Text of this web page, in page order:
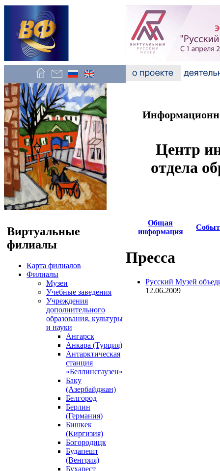
Виртуальные
филиалы
Карта филиалов
Филиалы
Музеи
Учебные заведения
Учреждения
дополнительного
образования, культуры
и науки
Ангарск
Анкара (Турция)
Антарктическая
станция
«Беллинсгаузен»
Баку
(Азербайджан)
Белгород
Берлин
(Германия)
Бишкек
(Киргизия)
Богородицк
Будапешт
(Венгрия)
Бухарест
Центр
отдела
Общая
информация
Пресса
Русский Музей
12.06.2009